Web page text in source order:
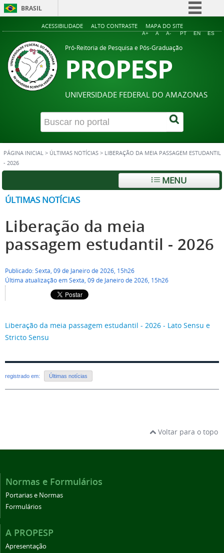
BRASIL
Simplifique!
Acesso à informação
ACESSIBILIDADE ALTO CONTRASTE MAPA DO SITE
A+ A A- PT EN ES
Pró-Reitoria de Pesquisa e Pós-Graduação
PROPESP
UNIVERSIDADE FEDERAL DO AMAZONAS
PÁGINA INICIAL > ÚLTIMAS NOTÍCIAS > LIBERAÇÃO DA MEIA PASSAGEM ESTUDANTIL
- 2026
MENU
ÚLTIMAS NOTÍCIAS
Liberação da meia
passagem estudantil - 2026
Publicado: Sexta, 09 de Janeiro de 2026, 15h26
Última atualização em Sexta, 09 de Janeiro de 2026, 15h26
Liberação da meia passagem estudantil - 2026 - Lato Sensu e
Stricto Sensu
registrado em: Últimas notícias
Voltar para o topo
Normas e Formulários
Portarias e Normas
Formulários
A PROPESP
Apresentação